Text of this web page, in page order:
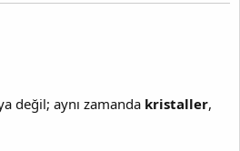
değil; aynı zamanda kristaller,